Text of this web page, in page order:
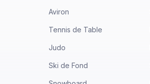
Aviron
Tennis de Table
Judo
Ski de Fond